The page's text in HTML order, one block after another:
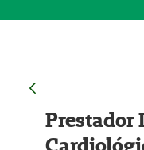
Prestador